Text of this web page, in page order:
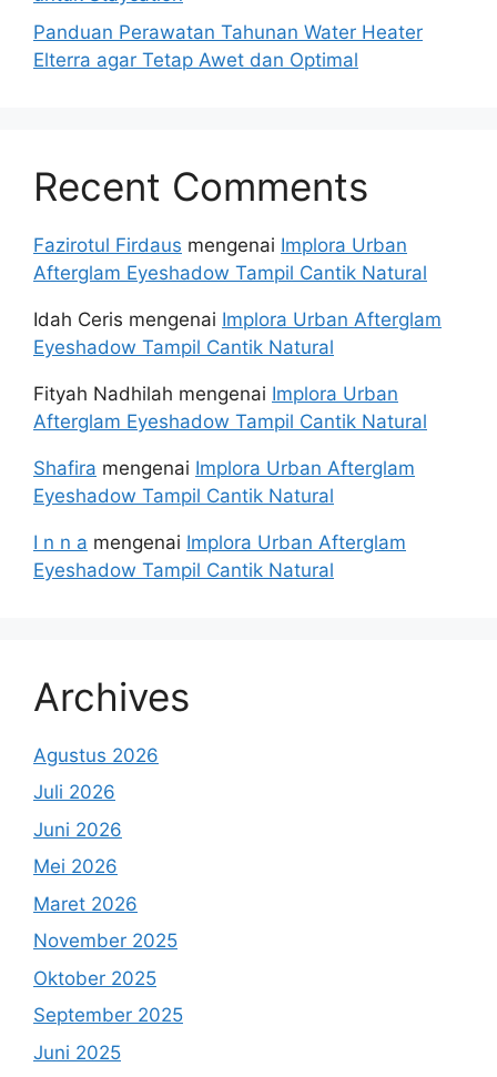
Panduan Perawatan Tahunan Water Heater
Elterra agar Tetap Awet dan Optimal
Recent Comments
Fazirotul Firdaus mengenai Implora Urban
Afterglam Eyeshadow Tampil Cantik Natural
Idah Ceris mengenai Implora Urban Afterglam
Eyeshadow Tampil Cantik Natural
Fityah Nadhilah mengenai Implora Urban
Afterglam Eyeshadow Tampil Cantik Natural
Shafira mengenai Implora Urban Afterglam
Eyeshadow Tampil Cantik Natural
I n n a mengenai Implora Urban Afterglam
Eyeshadow Tampil Cantik Natural
Archives
Agustus 2026
Juli 2026
Juni 2026
Mei 2026
Maret 2026
November 2025
Oktober 2025
September 2025
Juni 2025